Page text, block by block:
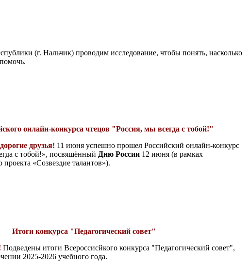
(г. Нальчик) проводим исследование, чтобы понять, насколько
онлайн-конкурса чтецов "Россия, мы всегда с тобой!"
друзья! 11 июня успешно прошел Российский онлайн-конкурс
с тобой!», посвящённый Дню России 12 июня (в рамках
проекта «Созвездие талантов»).
Итоги конкурса "Педагогический совет"
Подведены итоги Всероссисйкого конкурса "Педагогический совет",
2025-2026 учебного года.